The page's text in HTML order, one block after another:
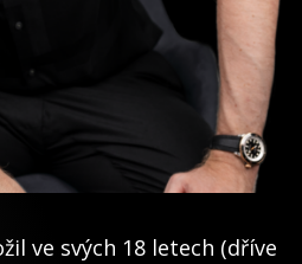
ve svých 18 letech (dříve